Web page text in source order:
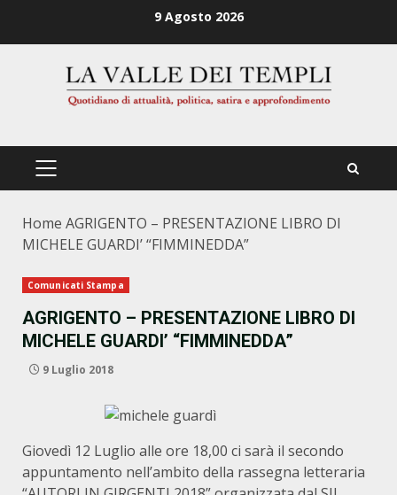
9 Agosto 2026
PRIMÄRES
Home AGRIGENTO – PRESENTAZIONE LIBRO DI
MICHELE GUARDI’ “FIMMINEDDA”
Comunicati Stampa
AGRIGENTO – PRESENTAZIONE LIBRO DI
MICHELE GUARDI’ “FIMMINEDDA”
9 Luglio 2018
Giovedì 12 Luglio alle ore 18,00 ci sarà il secondo
appuntamento nell’ambito della rassegna letteraria